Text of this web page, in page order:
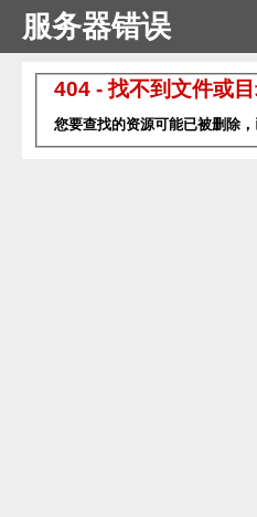
服务器错误
404 - 找不到文件或目
您要查找的资源可能已被删除